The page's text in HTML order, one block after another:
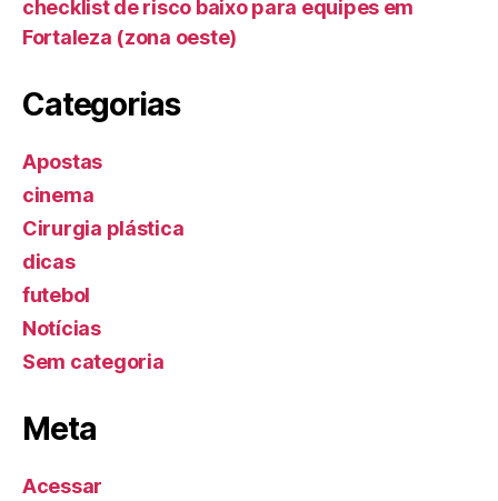
checklist de risco baixo para equipes em
Fortaleza (zona oeste)
Categorias
Apostas
cinema
Cirurgia plástica
dicas
futebol
Notícias
Sem categoria
Meta
Acessar